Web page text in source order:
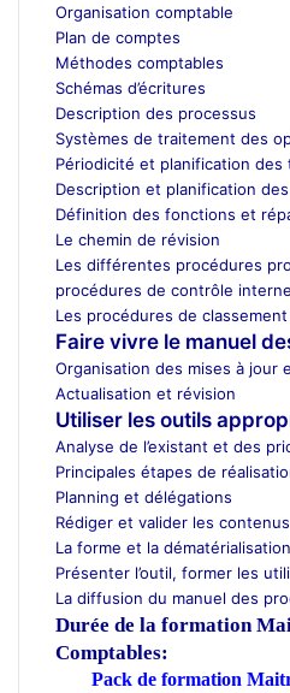
Organisation comptable
Plan de comptes
Méthodes comptables
Schémas d’écritures
Description des processus
Systèmes de traitement des
Périodicité et planification des
Description et planification
Définition des fonctions et
Le chemin de révision
Les différentes procédures
procédures de contrôle interne
Les procédures de classement
Faire vivre le manuel
Organisation des mises à jour
Actualisation et révision
Utiliser les outils
Analyse de l’existant et des
Principales étapes de
Planning et délégations
Rédiger et valider les contenus
La forme et la dématérialisation
Présenter l’outil, former les
La diffusion du manuel des
Durée de la formation
Comptables:
Pack de formation